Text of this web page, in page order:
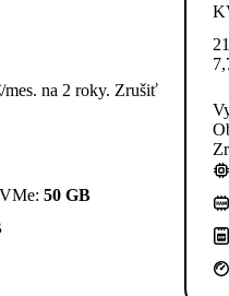
mes. na 2 roky. Zrušiť
50 GB